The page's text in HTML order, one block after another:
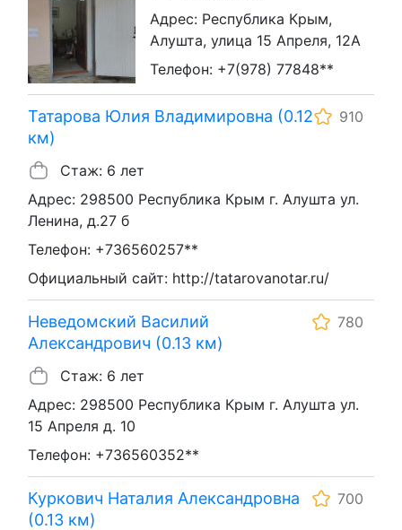
Адрес: Республика Крым,
Алушта, улица 15 Апреля, 12А
Телефон: +7(978) 77848**
Татарова Юлия Владимировна (0.12
км)
910
Стаж: 6 лет
Адрес: 298500 Республика Крым г. Алушта ул.
Ленина, д.27 б
Телефон: +736560257**
Официальный сайт: http://tatarovanotar.ru/
Неведомский Василий
Александрович (0.13 км)
780
Стаж: 6 лет
Адрес: 298500 Республика Крым г. Алушта ул.
15 Апреля д. 10
Телефон: +736560352**
Куркович Наталия Александровна
(0.13 км)
700